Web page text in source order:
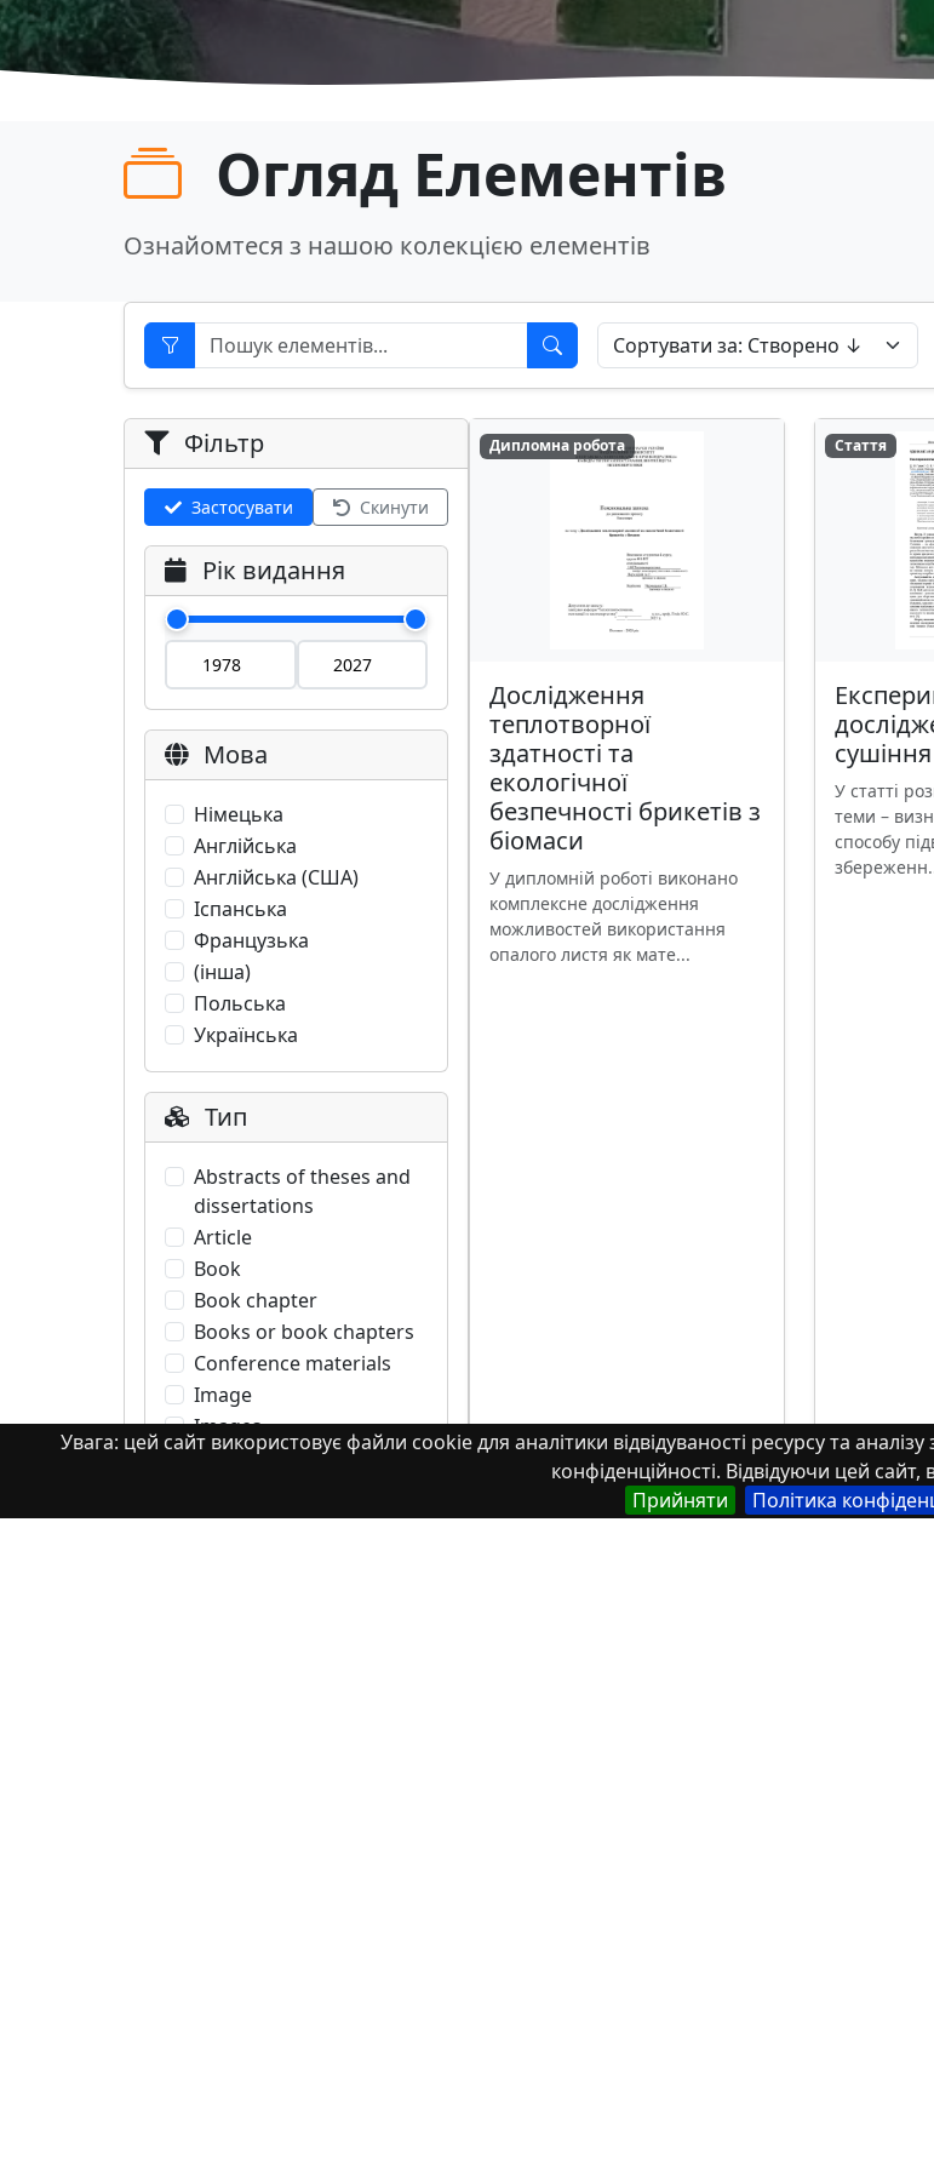
Увага: цей сайт використовує файли cookie для аналітики відвідуваності ресурсу та аналізу
конфіденційності. Відвідуючи цей сайт,
Прийняти
Політика
Огляд Елементів
Ознайомтеся з нашою колекцією елементів
Фільтр
Застосувати Скинути
Рік видання
Мова
Німецька
Англійська
Англійська (США)
Іспанська
Французька
(інша)
Польська
Українська
Тип
Abstracts of theses and
dissertations
Article
Book
Book chapter
Books or book chapters
Conference materials
Image
Images
Learning Object
Monograph. Books or
Дипломна робота
Дослідження
теплотворної
здатності та
екологічної
безпечності брикетів з
біомаси
У дипломній роботі виконано
комплексне дослідження
можливостей використання
опалого листя як мате...
Стаття
У статті
теми –
способу